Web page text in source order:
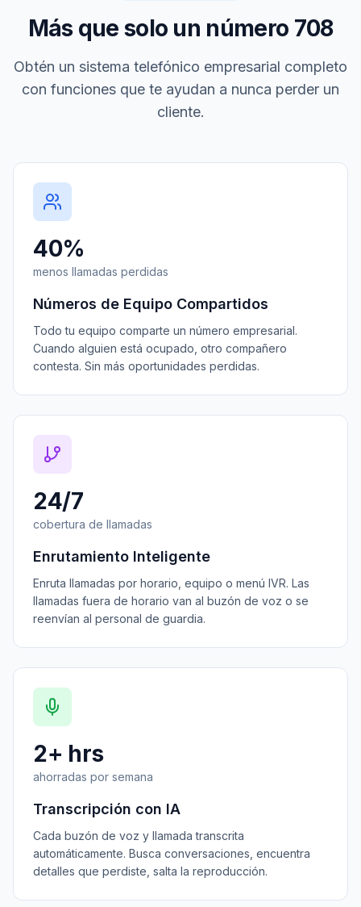
Más que solo un número 708
Obtén un sistema telefónico empresarial completo
con funciones que te ayudan a nunca perder un
cliente.
40%
menos llamadas perdidas
Números de Equipo Compartidos
Todo tu equipo comparte un número empresarial.
Cuando alguien está ocupado, otro compañero
contesta. Sin más oportunidades perdidas.
24/7
cobertura de llamadas
Enrutamiento Inteligente
Enruta llamadas por horario, equipo o menú IVR. Las
llamadas fuera de horario van al buzón de voz o se
reenvían al personal de guardia.
2+ hrs
ahorradas por semana
Transcripción con IA
Cada buzón de voz y llamada transcrita
automáticamente. Busca conversaciones, encuentra
detalles que perdiste, salta la reproducción.